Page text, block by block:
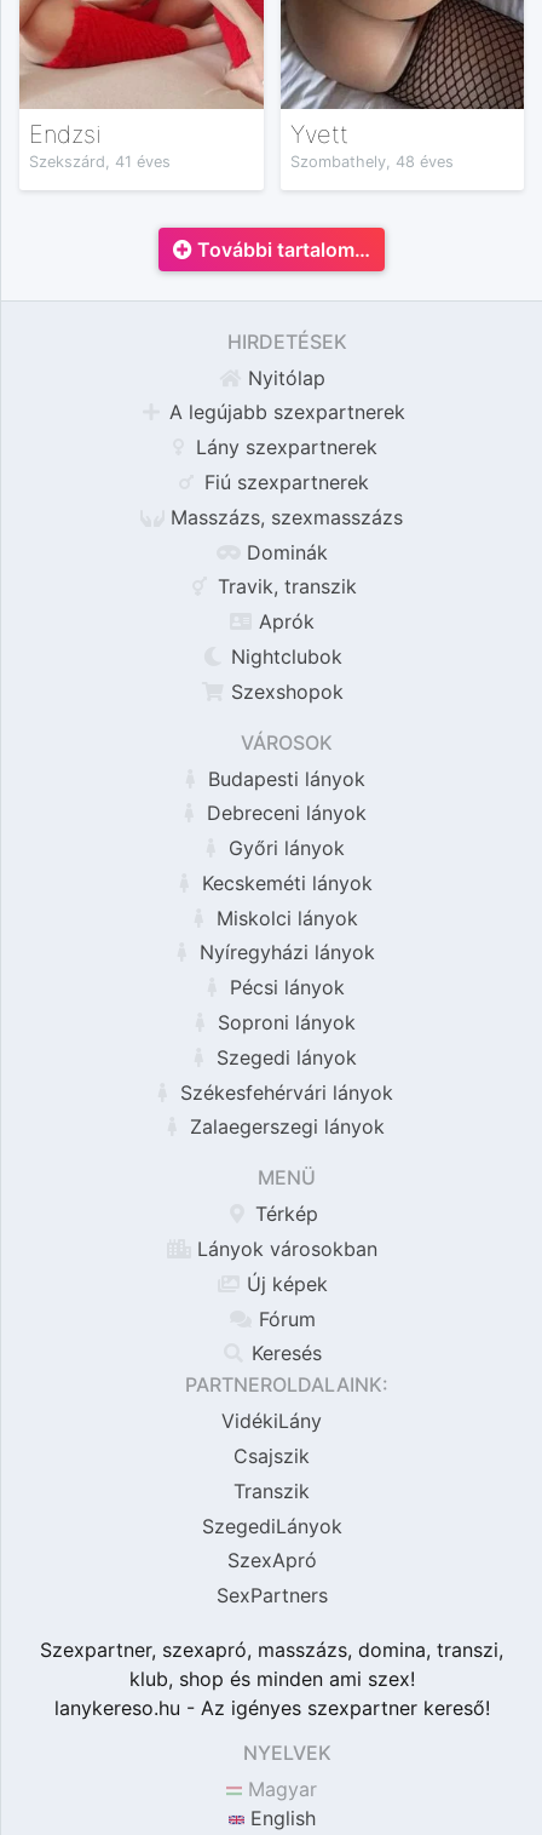
Endzsi
Szekszárd, 41 éves
Yvett
Szombathely, 48 éves
További tartalom…
HIRDETÉSEK
Nyitólap
A legújabb szexpartnerek
Lány szexpartnerek
Fiú szexpartnerek
Masszázs, szexmasszázs
Dominák
Travik, transzik
Aprók
Nightclubok
Szexshopok
VÁROSOK
Budapesti lányok
Debreceni lányok
Győri lányok
Kecskeméti lányok
Miskolci lányok
Nyíregyházi lányok
Pécsi lányok
Soproni lányok
Szegedi lányok
Székesfehérvári lányok
Zalaegerszegi lányok
MENÜ
Térkép
Lányok városokban
Új képek
Fórum
Keresés
PARTNEROLDALAINK:
VidékiLány
Csajszik
Transzik
SzegediLányok
SzexApró
SexPartners
Szexpartner, szexapró, masszázs, domina, transzi,
klub, shop és minden ami szex!
lanykereso.hu - Az igényes szexpartner kereső!
NYELVEK
Magyar
English